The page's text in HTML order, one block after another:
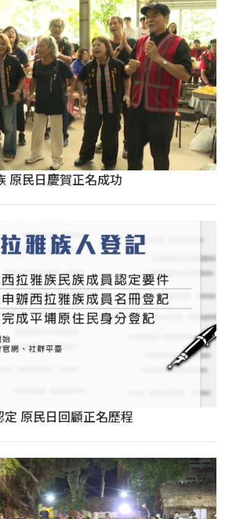
原民日慶賀正名成功
原民日回顧正名歷程